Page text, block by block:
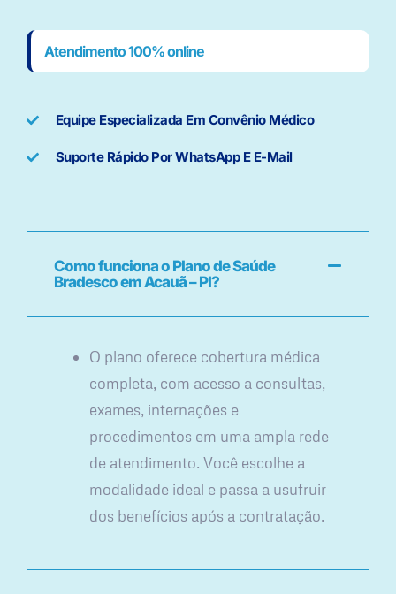
Atendimento 100% online
Equipe Especializada Em Convênio Médico
Suporte Rápido Por WhatsApp E E-Mail
Como funciona o Plano de Saúde
Bradesco em Acauã – PI?
O plano oferece cobertura médica
completa, com acesso a consultas,
exames, internações e
procedimentos em uma ampla rede
de atendimento. Você escolhe a
modalidade ideal e passa a usufruir
dos benefícios após a contratação.